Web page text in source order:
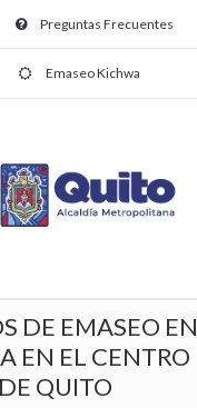
Preguntas Frecuentes
Emaseo Kichwa
DE EMASEO EN
EN EL CENTRO
QUITO